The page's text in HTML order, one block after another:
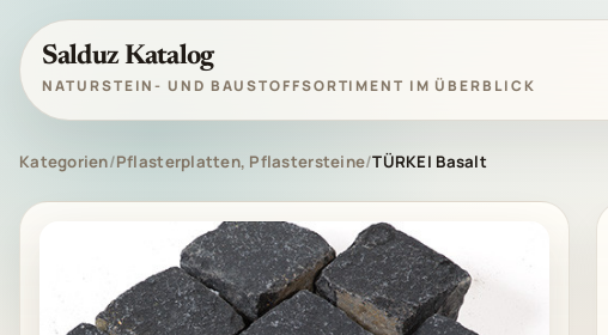
Salduz Katalog
NATURSTEIN- UND BAUSTOFFSORTIMENT IM ÜBERBLICK
Kategorien/Pflasterplatten, Pflastersteine/TÜRKEI Basalt